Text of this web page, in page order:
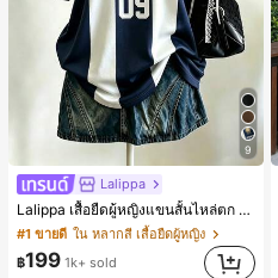
9
Lalippa
Lalippa เสื้อยืดผู้หญิงแขนสั้นไหล่ตก คอวีปกเสื้อ ลายพิมพ์ดิจิทัลลายทาง สไตล์สปอร์ตแฟชั่นมินิมอล ของขวัญสำหรับเพื่อน
#1 ขายดี ใน หลากสี เสื้อยืดผู้หญิง
฿199 1k+ sold